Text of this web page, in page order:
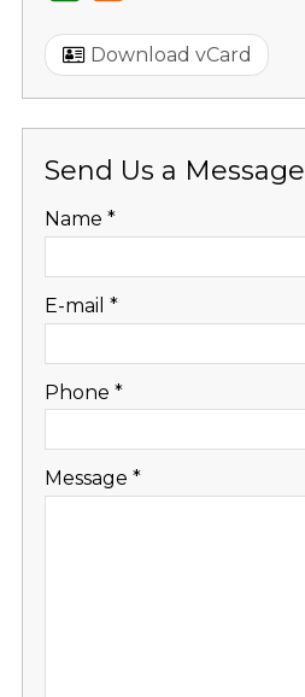
Download vCard
Send Us a Message
Name *
E-mail *
Phone *
Message *